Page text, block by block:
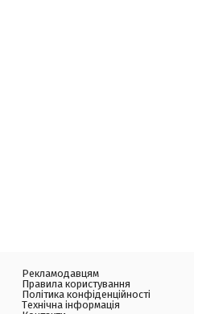
Рекламодавцям
Правила користування
Політика конфіденційності
Технічна інформація